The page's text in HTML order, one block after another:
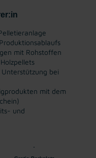
mit Rohstoffen
bei
mit dem
und